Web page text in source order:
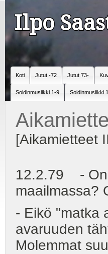
Ilpo
Koti Jutut -72 Jutut 73-
Soidinmusiikki 1-9 Soidinmusiikki
[Aikamietteet
12.2.79 -
maailmassa?
- Eikö "matka
avaruuden
Molemmat